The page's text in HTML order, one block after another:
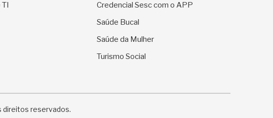
Credencial Sesc com o APP
Saúde Bucal
Saúde da Mulher
Turismo Social
direitos reservados.